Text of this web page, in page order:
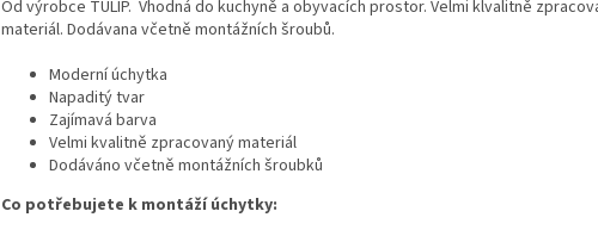
Od výrobce TULIP. Vhodná do kuchyně a obyvacích prostor. Velmi klvalitně
materiál. Dodávana včetně montážních šroubů.
Moderní úchytka
Napaditý tvar
Zajímavá barva
Velmi kvalitně zpracovaný materiál
Dodáváno včetně montážních šroubků
Co potřebujete k montáží úchytky: